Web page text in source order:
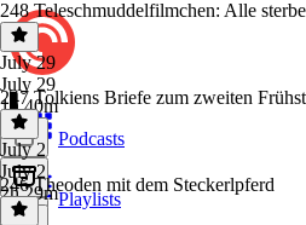
Podcasts
Playlists
248 Teleschmuddelfilmchen: Alle
July 29
July 29
1h 40m
247 Tolkiens Briefe zum zweiten
July 2
July 2
2h 29m
246 Theoden mit dem Steckerlpferd